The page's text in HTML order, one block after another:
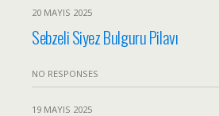
20 MAYIS 2025
Sebzeli Siyez Bulguru Pilavı
NO RESPONSES
19 MAYIS 2025